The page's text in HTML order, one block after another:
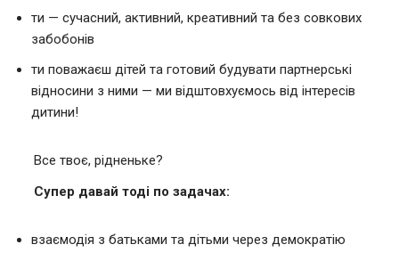
ти — сучасний, активний, креативний та без совкових
забобонів
ти поважаєш дітей та готовий будувати партнерські
відносини з ними — ми відштовхуємось від інтересів
дитини!
Все твоє, рідненьке?
Супер давай тоді по задачах:
взаємодія з батьками та дітьми через демократію